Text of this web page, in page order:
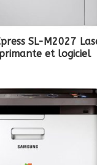
SL-M2027
et logiciel